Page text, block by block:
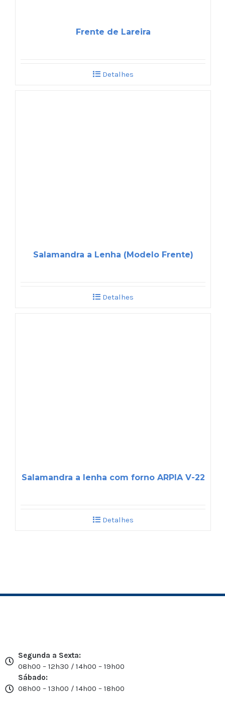
Frente de Lareira
Detalhes
Salamandra a Lenha (Modelo Frente)
Detalhes
Salamandra a lenha com forno ARPIA V-22
Detalhes
Segunda a Sexta:
08h00 – 12h30 / 14h00 – 19h00
Sábado:
08h00 – 13h00 / 14h00 – 18h00